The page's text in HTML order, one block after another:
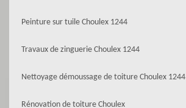
Peinture sur tuile Choulex 1244
Travaux de zinguerie Choulex 1244
Nettoyage démoussage de toiture Choulex 1244
Rénovation de toiture Choulex